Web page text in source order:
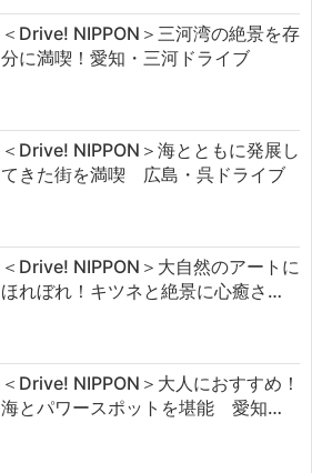
＜Drive! NIPPON＞三河湾の絶景を存
分に満喫！愛知・三河ドライブ
＜Drive! NIPPON＞海とともに発展し
てきた街を満喫 広島・呉ドライブ
＜Drive! NIPPON＞大自然のアートに
ほれぼれ！キツネと絶景に心癒さ…
＜Drive! NIPPON＞大人におすすめ！
海とパワースポットを堪能 愛知…